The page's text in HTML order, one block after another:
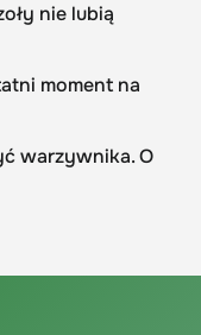
nie lubią
moment na
warzywnika. O